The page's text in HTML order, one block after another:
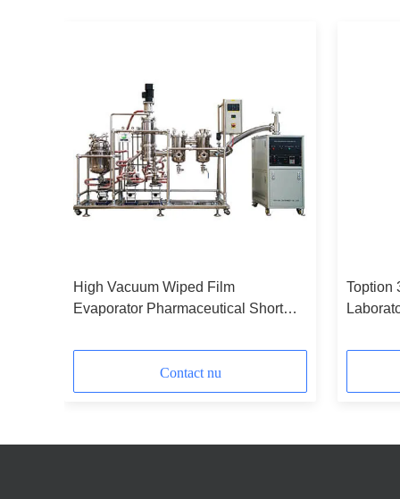
High Vacuum Wiped Film
Evaporator Pharmaceutical Short
Contact nu
Toption